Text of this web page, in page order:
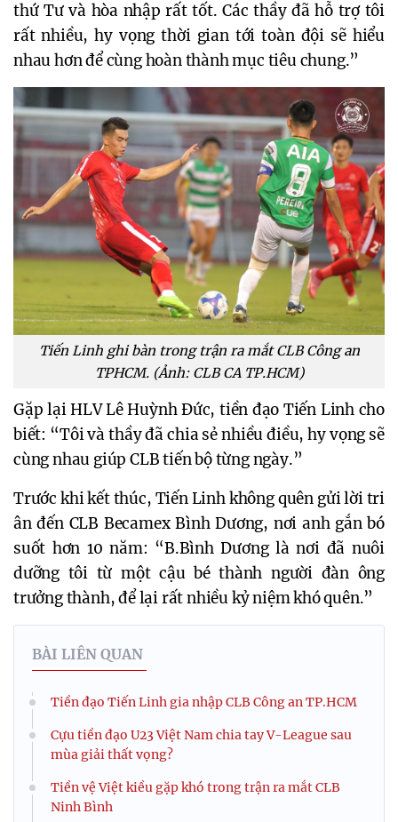
thứ Tư và hòa nhập rất tốt. Các thầy đã hỗ trợ tôi
rất nhiều, hy vọng thời gian tới toàn đội sẽ hiểu
nhau hơn để cùng hoàn thành mục tiêu chung.”
Tiến Linh ghi bàn trong trận ra mắt CLB Công an
TPHCM. (Ảnh: CLB CA TP.HCM)
Gặp lại HLV Lê Huỳnh Đức, tiền đạo Tiến Linh cho
biết: “Tôi và thầy đã chia sẻ nhiều điều, hy vọng sẽ
cùng nhau giúp CLB tiến bộ từng ngày.”
Trước khi kết thúc, Tiến Linh không quên gửi lời tri
ân đến CLB Becamex Bình Dương, nơi anh gắn bó
suốt hơn 10 năm: “B.Bình Dương là nơi đã nuôi
dưỡng tôi từ một cậu bé thành người đàn ông
trưởng thành, để lại rất nhiều kỷ niệm khó quên.”
BÀI LIÊN QUAN
Tiền đạo Tiến Linh gia nhập CLB Công an TP.HCM
Cựu tiền đạo U23 Việt Nam chia tay V-League sau
mùa giải thất vọng?
Tiền vệ Việt kiều gặp khó trong trận ra mắt CLB
Ninh Bình